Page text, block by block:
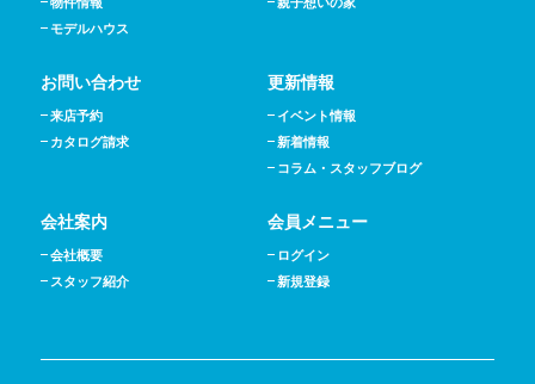
モデルハウス
お問い合わせ
来店予約
カタログ請求
更新情報
イベント情報
新着情報
コラム・スタッフブログ
会社案内
会社概要
スタッフ紹介
会員メニュー
ログイン
新規登録